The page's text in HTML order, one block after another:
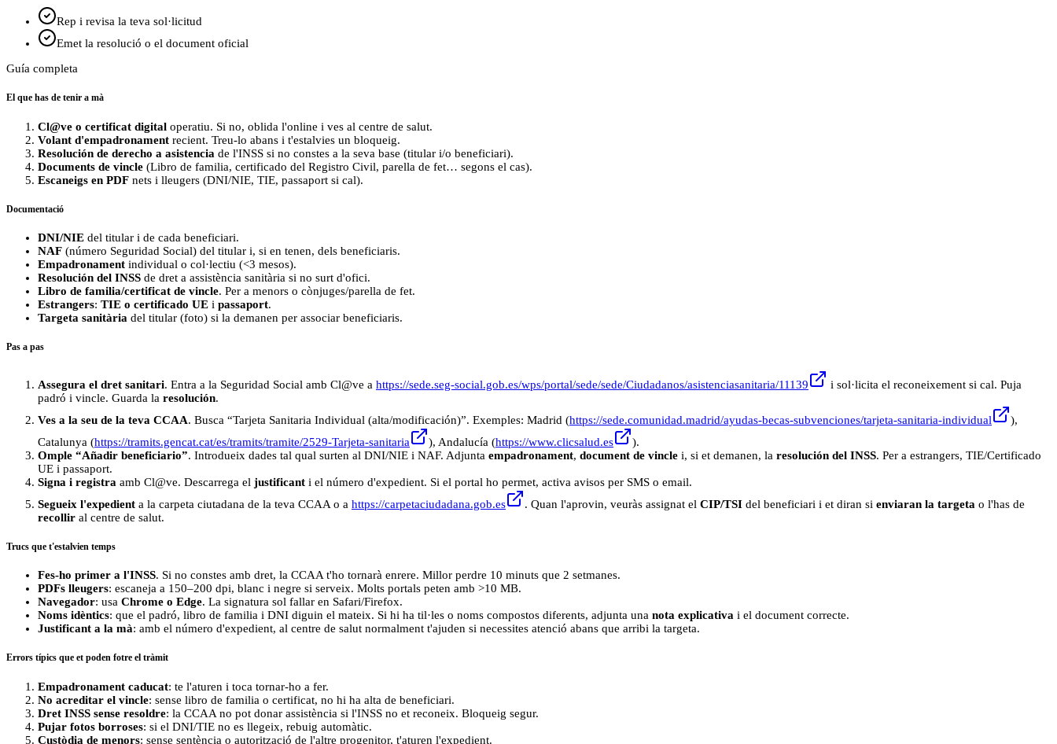
Rep i revisa la teva sol·licitud
Emet la resolució o el document oficial
Guía completa
El que has de tenir a mà
Cl@ve o certificat digital operatiu. Si no, oblida l'online i ves al centre de salut.
Volant d'empadronament recient. Treu-lo abans i t'estalvies un bloqueig.
Resolución de derecho a asistencia de l'INSS si no constes a la seva base (titular i/o beneficiari).
Documents de vincle (Libro de familia, certificado del Registro Civil, parella de fet… segons el cas).
Escaneigs en PDF nets i lleugers (DNI/NIE, TIE, passaport si cal).
Documentació
DNI/NIE del titular i de cada beneficiari.
NAF (número Seguridad Social) del titular i, si en tenen, dels beneficiaris.
Empadronament individual o col·lectiu (<3 mesos).
Resolución del INSS de dret a assistència sanitària si no surt d'ofici.
Libro de familia/certificat de vincle. Per a menors o cònjuges/parella de fet.
Estrangers: TIE o certificado UE i passaport.
Targeta sanitària del titular (foto) si la demanen per associar beneficiaris.
Pas a pas
Assegura el dret sanitari. Entra a la Seguridad Social amb Cl@ve a https://sede.seg-social.gob.es/wps/portal/sede/sede/Ciudadanos/asistenciasanitaria/11139
i sol·licita el reconeixement si cal. Puja
padró i vincle. Guarda la resolución.
Ves a la seu de la teva CCAA. Busca “Tarjeta Sanitaria Individual (alta/modificación)”. Exemples: Madrid (https://sede.comunidad.madrid/ayudas-becas-subvenciones/tarjeta-sanitaria-individual
),
Catalunya (https://tramits.gencat.cat/es/tramits/tramite/2529-Tarjeta-sanitaria ), Andalucía (https://www.clicsalud.es
).
Omple “Añadir beneficiario”. Introdueix dades tal qual surten al DNI/NIE i NAF. Adjunta empadronament, document de vincle i, si et demanen, la resolución del INSS. Per a estrangers, TIE/Certificado
UE i passaport.
Signa i registra amb Cl@ve. Descarrega el justificant i el número d'expedient. Si el portal ho permet, activa avisos per SMS o email.
Segueix l'expedient a la carpeta ciutadana de la teva CCAA o a https://carpetaciudadana.gob.es . Quan l'aprovin, veuràs assignat el CIP/TSI del beneficiari i et diran si enviaran la targeta o l'has de
recollir al centre de salut.
Trucs que t'estalvien temps
Fes-ho primer a l'INSS. Si no constes amb dret, la CCAA t'ho tornarà enrere. Millor perdre 10 minuts que 2 setmanes.
PDFs lleugers: escaneja a 150–200 dpi, blanc i negre si serveix. Molts portals peten amb >10 MB.
Navegador: usa Chrome o Edge. La signatura sol fallar en Safari/Firefox.
Noms idèntics: que el padró, libro de familia i DNI diguin el mateix. Si hi ha til·les o noms compostos diferents, adjunta una nota explicativa i el document correcte.
Justificant a la mà: amb el número d'expedient, al centre de salut normalment t'ajuden si necessites atenció abans que arribi la targeta.
Errors típics que et poden fotre el tràmit
Empadronament caducat: te l'aturen i toca tornar-ho a fer.
No acreditar el vincle: sense libro de familia o certificat, no hi ha alta de beneficiari.
Dret INSS sense resoldre: la CCAA no pot donar assistència si l'INSS no et reconeix. Bloqueig segur.
Pujar fotos borroses: si el DNI/TIE no es llegeix, rebuig automàtic.
Custòdia de menors: sense sentència o autorització de l'altre progenitor, t'aturen l'expedient.